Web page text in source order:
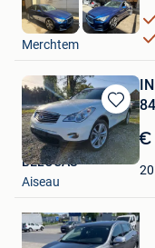
Ben's Cars BV
Merchtem
Bewaren
in
Mijn
Favorieten
€
BELOCAS
Aiseau
in
Mijn